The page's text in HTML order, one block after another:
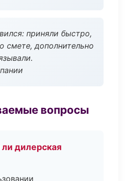
приняли быстро,
смете, дополнительно
вопросы
дилерская